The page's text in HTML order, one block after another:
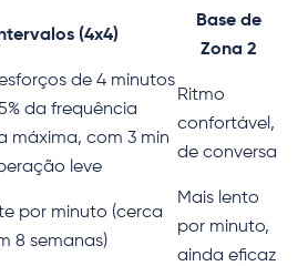
(4x4)
Base de
Zona 2
de 4 minutos
da frequência
máxima, com 3 min
leve
Ritmo
confortável,
de conversa
por minuto (cerca
8 semanas)
Mais lento
por minuto,
ainda eficaz